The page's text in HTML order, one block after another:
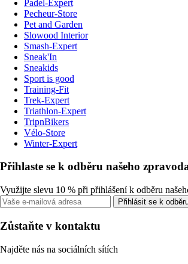
Padel-Expert
Pecheur-Store
Pet and Garden
Slowood Interior
Smash-Expert
Sneak'In
Sneakids
Sport is good
Training-Fit
Trek-Expert
Triathlon-Expert
TripnBikers
Vélo-Store
Winter-Expert
Přihlaste se k odběru našeho
Využijte slevu 10 % při přihlášení k odběru
Přihlásit se k
Zůstaňte v kontaktu
Najděte nás na sociálních sítích